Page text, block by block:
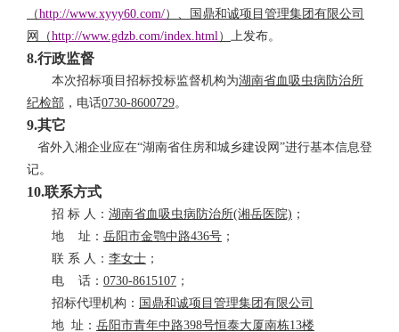
（http://www.xyyy60.com/）、
国鼎和诚项目管理集团有限公司
网
（http://www.gdzb.com/index.html） 上发布。
8.行政监督
本次招标项目招标投标监督机构为湖南省血吸虫病防治所
纪检部 ，电话0730-8600729。
9.其它
省外入湘企业应在“湖南省住房和城乡建设网”进行基本信息登
记。
10.联系方式
招 标 人： 湖南省血吸虫病防治所(湘岳医院) ；
地
址： 岳阳市金鹗中路436号 ；
联 系 人： 李女士 ；
电
话： 0730-8615107 ；
招标代理机构： 国鼎和诚项目管理集团有限公司
地 址： 岳阳市青年中路398号恒泰大厦南栋13楼